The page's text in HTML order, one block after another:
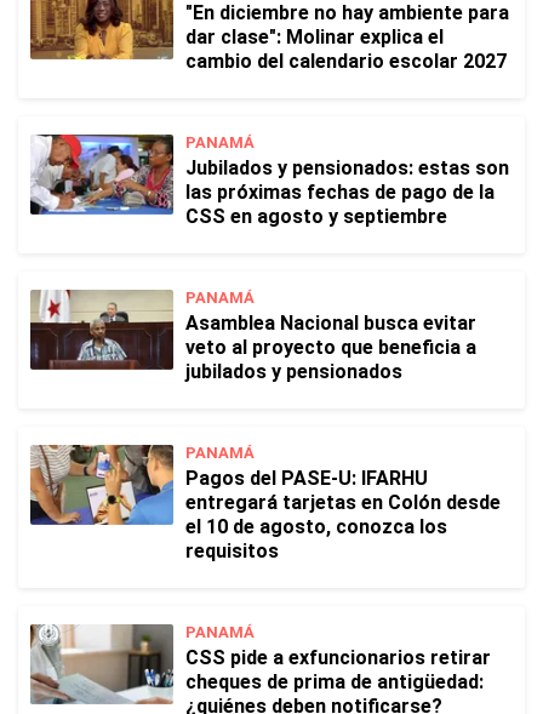
"En diciembre no hay ambiente para
dar clase": Molinar explica el
cambio del calendario escolar 2027
PANAMÁ
Jubilados y pensionados: estas son
las próximas fechas de pago de la
CSS en agosto y septiembre
PANAMÁ
Asamblea Nacional busca evitar
veto al proyecto que beneficia a
jubilados y pensionados
PANAMÁ
Pagos del PASE-U: IFARHU
entregará tarjetas en Colón desde
el 10 de agosto, conozca los
requisitos
PANAMÁ
CSS pide a exfuncionarios retirar
cheques de prima de antigüedad:
¿quiénes deben notificarse?